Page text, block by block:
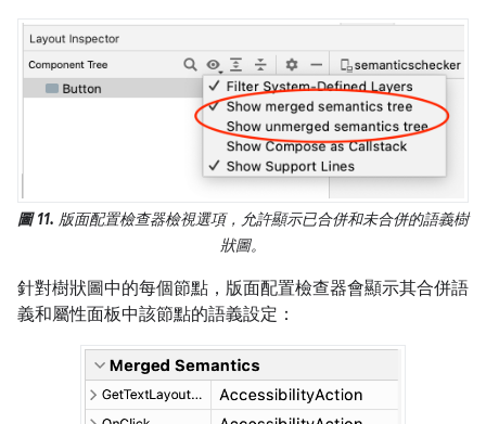
圖 11. 版面配置檢查器檢視選項，允許顯示已合併和未合併的語義樹
狀圖。
針對樹狀圖中的每個節點，版面配置檢查器會顯示其合併語
義和屬性面板中該節點的語義設定：